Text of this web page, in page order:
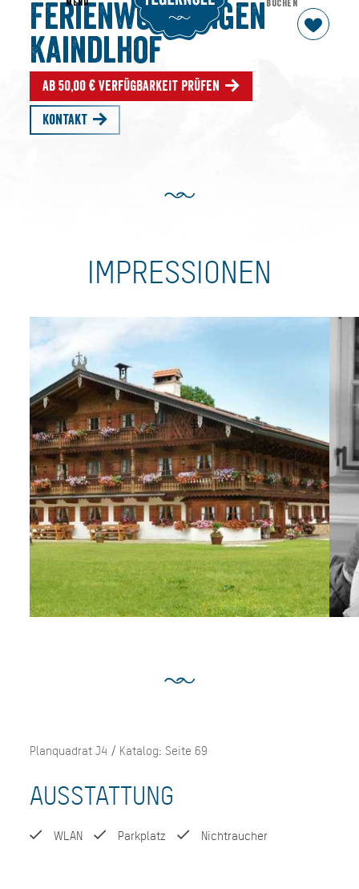
Ferienwohnungen
Kaindlhof
Ab 50,00 € Verfügbarkeit prüfen
Kontakt
IMPRESSIONEN
Planquadrat J4 / Katalog: Seite 69
AUSSTATTUNG
WLAN Parkplatz Nichtraucher
MENU BUCHEN